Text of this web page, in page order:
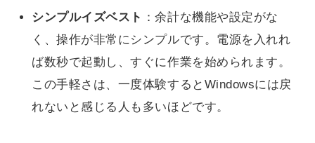
シンプルイズベスト ：余計な機能や設定がな
く、操作が非常にシンプルです。電源を入れれ
ば数秒で起動し、すぐに作業を始められます。
この手軽さは、一度体験するとWindowsには戻
れないと感じる人も多いほどです。